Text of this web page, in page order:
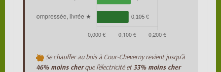
Se chauffer au bois à Cour-Cheverny revient jusqu'à
46% moins cherque l'électricité et33% moins cher